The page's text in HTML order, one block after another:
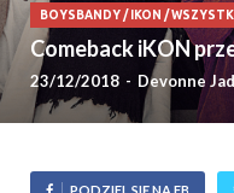
BOYSBANDY/ IKON /
Comeback iKON
23/12/2018 - Devonne